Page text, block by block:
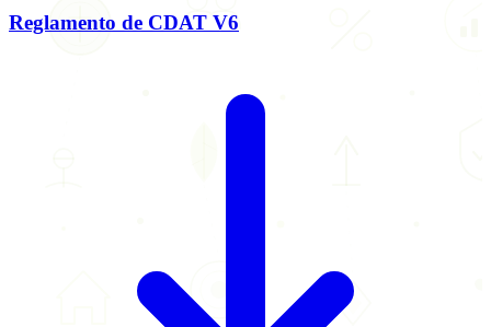
Reglamento de CDAT V6